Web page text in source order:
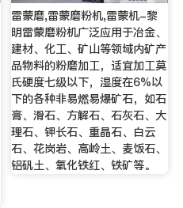
雷蒙磨,雷蒙磨粉机,雷蒙机-黎
明雷蒙磨粉机广泛应用于冶金、
建材、化工、矿山等领域内矿产
品物料的粉磨加工，适宜加工莫
氏硬度七级以下，湿度在6%以
下的各种非易燃易爆矿石，如石
膏、滑石、方解石、石灰石、大
理石、钾长石、重晶石、白云
石、花岗岩、高岭土、麦饭石、
铝矾土、氧化铁红、铁矿等。